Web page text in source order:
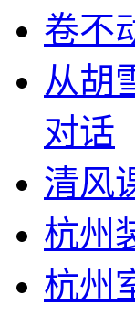
卷不
从胡
对话
清风
杭州
杭州